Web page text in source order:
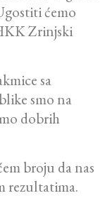
ćemo
Zrinjski
sa
smo na
dobrih
broju da nas
rezultatima.